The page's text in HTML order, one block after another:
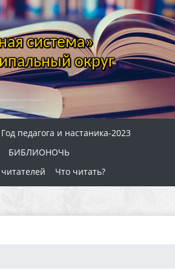
система»
округ
Год педагога и настаника-2023
БИБЛИОНОЧЬ
Что читать?